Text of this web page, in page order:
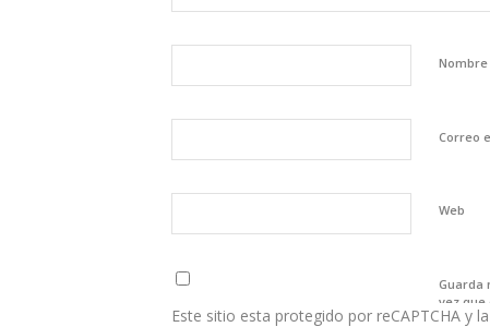
Nombre
Correo
Web
Guarda
vez que
Este sitio esta protegido por reCAPTCHA y la